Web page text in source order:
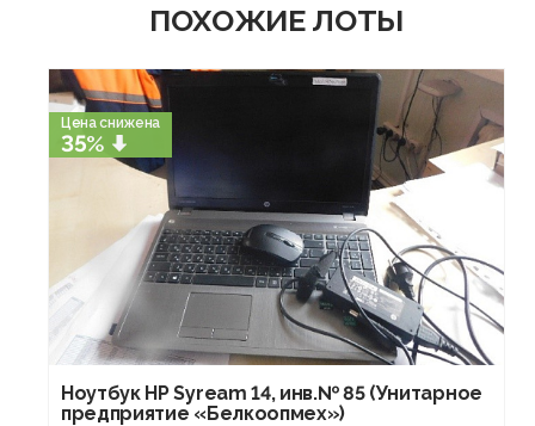
ПОХОЖИЕ ЛОТЫ
Цена снижена
35%
Ноутбук HP Syream 14, инв.№ 85 (Унитарное
предприятие «Белкоопмех»)